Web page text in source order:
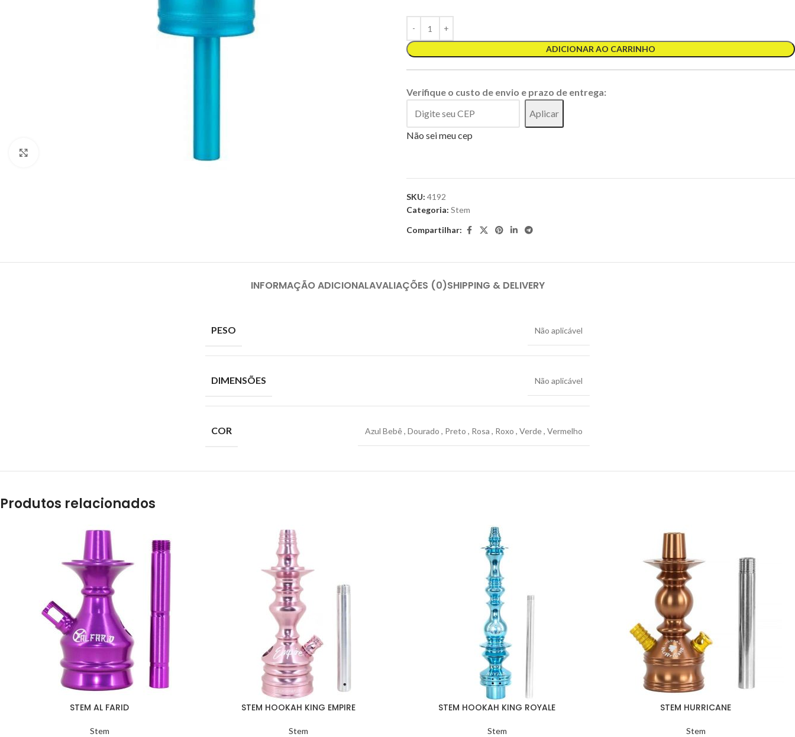
ADICIONAR AO CARRINHO
Verifique o custo de envio e prazo de entrega:
Aplicar
Não sei meu cep
SKU: 4192
Categoria: Stem
Compartilhar:
INFORMAÇÃO ADICIONALAVALIAÇÕES (0)SHIPPING & DELIVERY
PESO Não aplicável
DIMENSÕES Não aplicável
COR Azul Bebê, Dourado , Preto , Rosa , Roxo , Verde, Vermelho
Produtos relacionados
STEM AL FARID
Stem
STEM HOOKAH KING EMPIRE
Stem
STEM HOOKAH KING ROYALE
Stem
STEM HURRICANE
Stem